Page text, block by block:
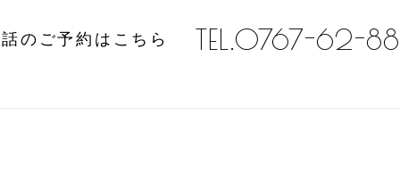
のご予約はこちら TEL.0767-62-